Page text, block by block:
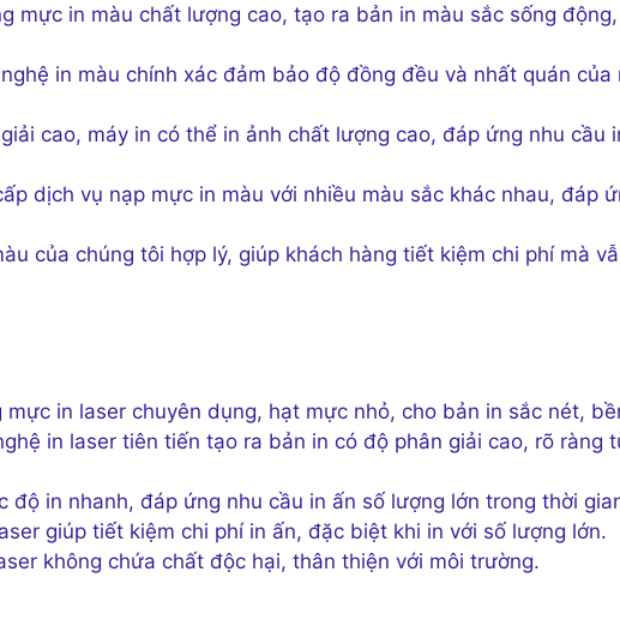
mực in màu chất lượng cao, tạo ra bản in màu sắc sống
in màu chính xác đảm bảo độ đồng đều và nhất quán của
cao, máy in có thể in ảnh chất lượng cao, đáp ứng nhu cầu
dịch vụ nạp mực in màu với nhiều màu sắc khác nhau, đáp
của chúng tôi hợp lý, giúp khách hàng tiết kiệm chi phí mà
in laser chuyên dụng, hạt mực nhỏ, cho bản in sắc nét,
in laser tiên tiến tạo ra bản in có độ phân giải cao, rõ ràng
độ in nhanh, đáp ứng nhu cầu in ấn số lượng lớn trong thời
giúp tiết kiệm chi phí in ấn, đặc biệt khi in với số lượng lớn.
không chứa chất độc hại, thân thiện với môi trường.